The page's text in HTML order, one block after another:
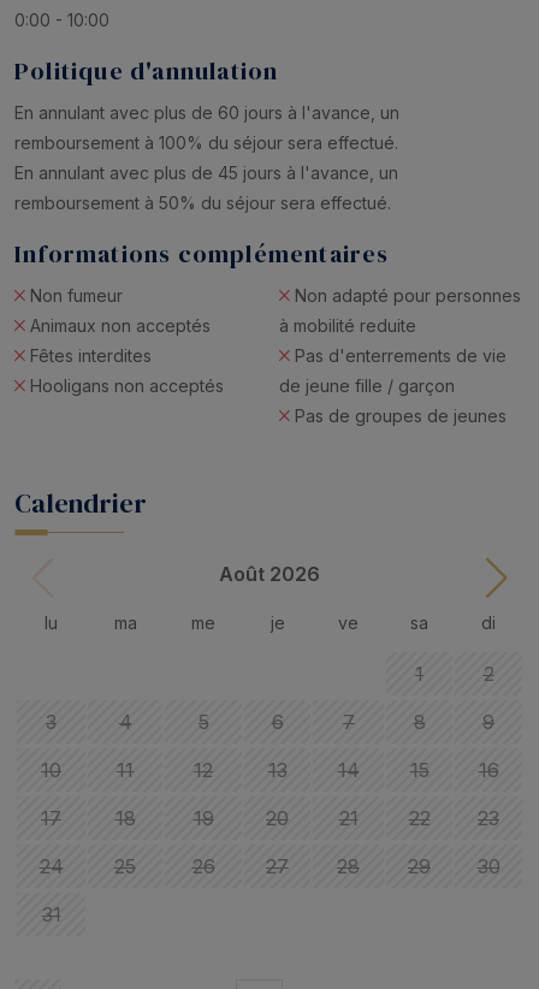
0:00 - 10:00
Politique d'annulation
En annulant avec plus de 60 jours à l'avance, un
remboursement à 100% du séjour sera effectué.
En annulant avec plus de 45 jours à l'avance, un
remboursement à 50% du séjour sera effectué.
Informations complémentaires
Non fumeur
Animaux non acceptés
Fêtes interdites
Hooligans non acceptés
à mobilité reduite
de jeune fille / garçon
Pas de groupes de jeunes
Calendrier
Août 2026
lu ma me je ve sa di
1
2
3
4 5 6 7 8
9
10
11 12 13 14 15
16
17
18 19 20 21 22
23
24
25 26 27 28 29
30
31